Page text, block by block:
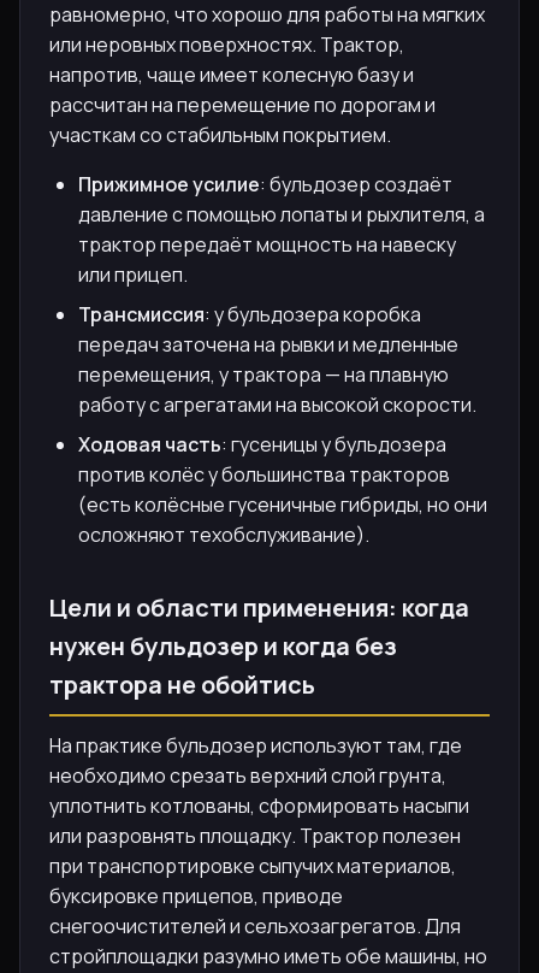
равномерно, что хорошо для работы на мягких
или неровных поверхностях. Трактор,
напротив, чаще имеет колесную базу и
рассчитан на перемещение по дорогам и
участкам со стабильным покрытием.
Прижимное усилие: бульдозер создаёт
давление с помощью лопаты и рыхлителя, а
трактор передаёт мощность на навеску
или прицеп.
Трансмиссия: у бульдозера коробка
передач заточена на рывки и медленные
перемещения, у трактора — на плавную
работу с агрегатами на высокой скорости.
Ходовая часть: гусеницы у бульдозера
против колёс у большинства тракторов
(есть колёсные гусеничные гибриды, но они
осложняют техобслуживание).
Цели и области применения: когда
нужен бульдозер и когда без
трактора не обойтись
На практике бульдозер используют там, где
необходимо срезать верхний слой грунта,
уплотнить котлованы, сформировать насыпи
или разровнять площадку. Трактор полезен
при транспортировке сыпучих материалов,
буксировке прицепов, приводе
снегоочистителей и сельхозагрегатов. Для
стройплощадки разумно иметь обе машины, но